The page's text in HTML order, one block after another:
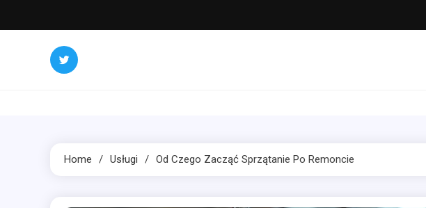
to
Home Usługi Od Czego Zacząć Sprzątanie Po Remoncie